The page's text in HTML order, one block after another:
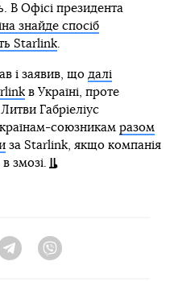
В Офісі президента
знайде спосіб
Starlink.
і заявив, що далі
в Україні, проте
Габріеліус
союзникам разом
за Starlink, якщо компанія
змозі.
Telegram